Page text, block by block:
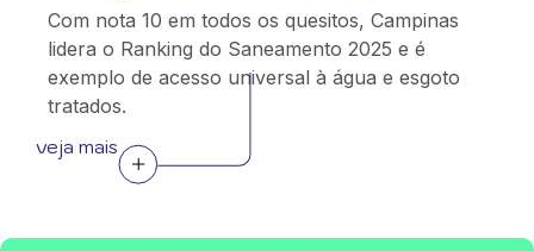
Com nota 10 em todos os quesitos, Campinas
lidera o Ranking do Saneamento 2025 e é
exemplo de acesso universal à água e esgoto
tratados.
veja mais